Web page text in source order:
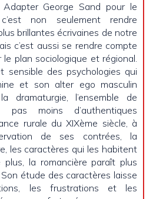
George Sand pour le
c’est non seulement rendre
brillantes écrivaines de notre
c’est aussi se rendre compte
plan sociologique et régional.
sensible des psychologies qui
et son alter ego masculin
dramaturgie, l’ensemble de
pas moins d’authentiques
rurale du XIXème siècle, à
de ses contrées, la
les caractères qui les habitent
la romancière paraît plus
étude des caractères laisse
les frustrations et les